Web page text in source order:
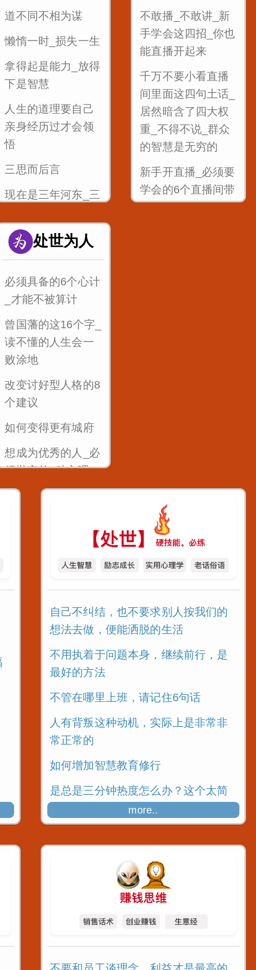
如何打造清晰圆润
的口齿声音6--舌尖
前后音zcszhchshr
4_舌面音jqx_漆匠
和锡匠
5_舌根音gkh_哥挎
瓜筐
6_舌尖前后音
zcszhchshr_子词丝
混的好的人_这四句
话说的最多
面试的时候_懂得面
试官的心_这样回答
提高通过率
职场处处都是坑_要
学会听弦外之音_品
言外之意
公司年会如何发言_
为你们准备好了
道不同不相为谋
懒惰一时_损失一生
拿得起是能力_放得
下是智慧
人生的道理要自己
亲身经历过才会领
悟
三思而后言
现在是三年河东_三
不起谁
犹太人做生意的三
句名言_教会你做生
意
最狠的五句话让你
瞬间成长
不敢播_不敢讲_新
手学会这四招_你也
能直播开起来
千万不要小看直播
间里面这四句土话_
居然暗含了四大权
重_不得不说_群众
的智慧是无穷的
新手开直播_必须要
学会的6个直播间带
播基本功_直播话术
4
反复练习1w遍_主
5
处世为人
必须具备的6个心计
_才能不被算计
曾国藩的这16个字_
读不懂的人生会一
败涂地
改变讨好型人格的8
个建议
如何变得更有城府
想成为优秀的人_必
须抛弃的6种心理
不出10年_你会后悔
不要随便帮人_否则
教你看人不走眼自己不纠结，也不要求别人按我们的
想法去做，便能洒脱的生活
不用执着于问题本身，继续前行，是
最好的方法
不管在哪里上班，请记住6句话
人有背叛这种动机，实际上是非常非
常正常的
如何增加智慧教育修行
是总是三分钟热度怎么办？这个太简
more..